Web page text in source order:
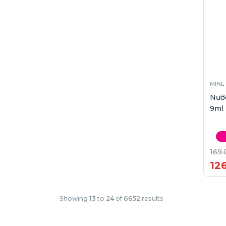
MINE
9ml
Showing 13 to 24 of 6652 results